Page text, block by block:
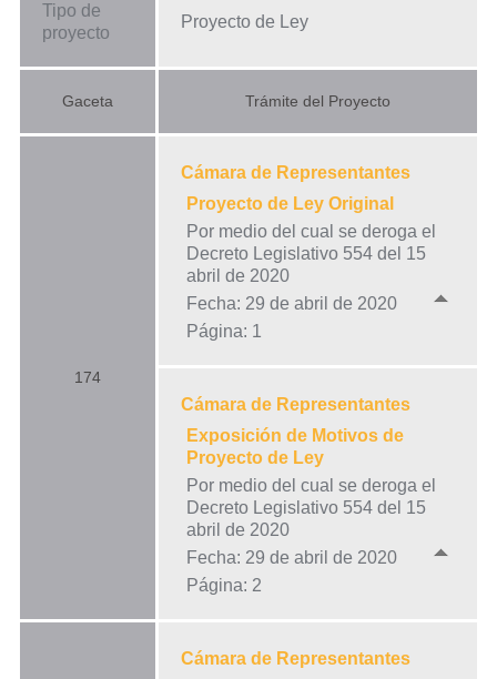
Tipo de
proyecto
Proyecto de Ley
Gaceta Trámite del Proyecto
174
Cámara de Representantes
Proyecto de Ley Original
Por medio del cual se deroga el
Decreto Legislativo 554 del 15
abril de 2020
Fecha: 29 de abril de 2020
Página: 1
Cámara de Representantes
Exposición de Motivos de
Proyecto de Ley
Por medio del cual se deroga el
Decreto Legislativo 554 del 15
abril de 2020
Fecha: 29 de abril de 2020
Página: 2
Cámara de Representantes